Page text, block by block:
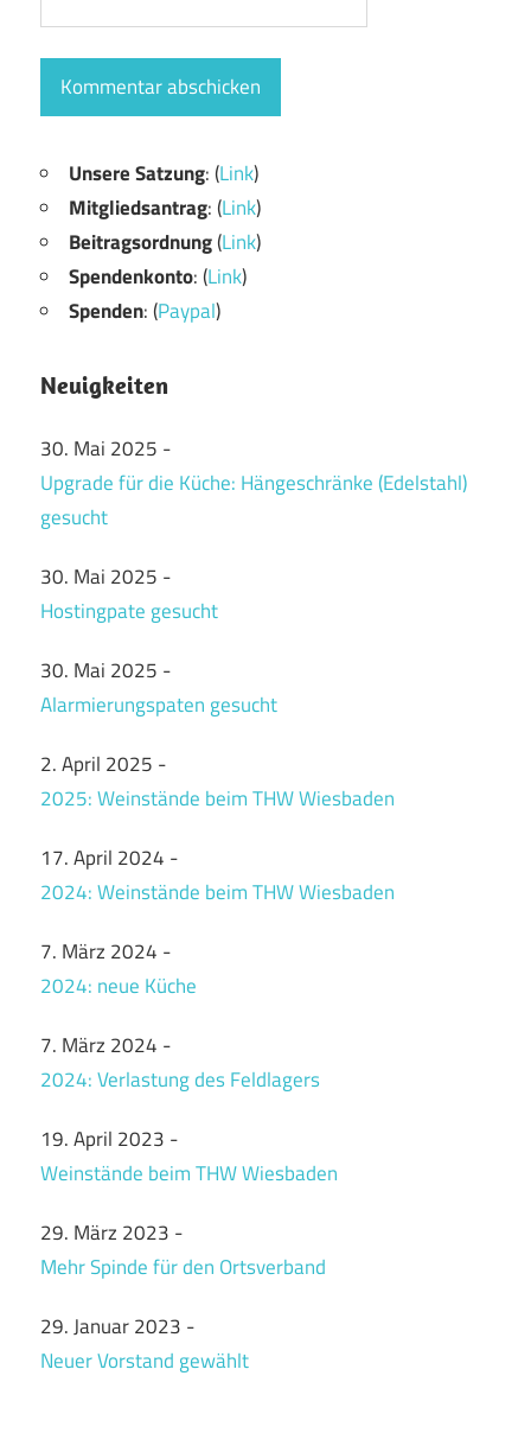
Unsere Satzung: (Link)
Mitgliedsantrag: (Link)
Beitragsordnung(Link)
Spendenkonto: (Link)
Spenden: (Paypal)
Neuigkeiten
30. Mai 2025 -
Upgrade für die Küche: Hängeschränke (Edelstahl)
gesucht
30. Mai 2025 -
Hostingpate gesucht
30. Mai 2025 -
Alarmierungspaten gesucht
2. April 2025 -
2025: Weinstände beim THW Wiesbaden
17. April 2024 -
2024: Weinstände beim THW Wiesbaden
7. März 2024 -
2024: neue Küche
7. März 2024 -
2024: Verlastung des Feldlagers
19. April 2023 -
Weinstände beim THW Wiesbaden
29. März 2023 -
Mehr Spinde für den Ortsverband
29. Januar 2023 -
Neuer Vorstand gewählt